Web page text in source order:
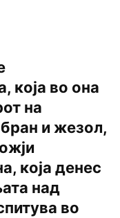
која во она
на
и жезол,
која денес
над
во